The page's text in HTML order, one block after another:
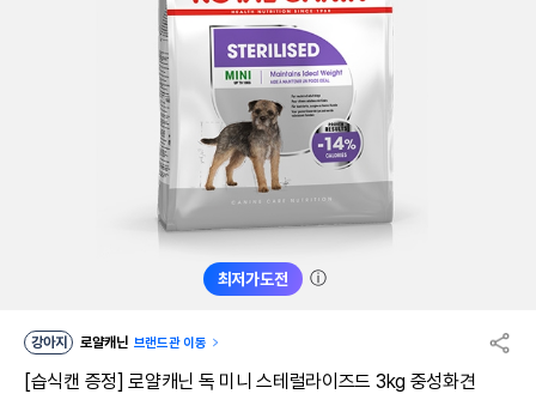
최저가도전 ⓘ
강아지 로얄캐닌 브랜드관 이동
[습식캔 증정] 로얄캐닌 독 미니 스테럴라이즈드 3kg 중성화견